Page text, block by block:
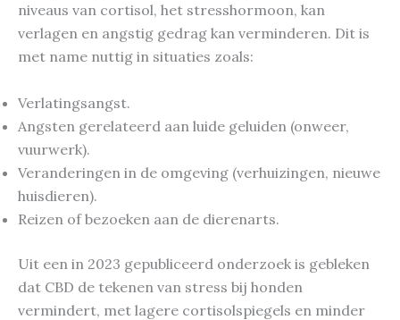
niveaus van cortisol, het stresshormoon, kan
verlagen en angstig gedrag kan verminderen. Dit is
met name nuttig in situaties zoals:
Verlatingsangst.
Angsten gerelateerd aan luide geluiden (onweer,
vuurwerk).
Veranderingen in de omgeving (verhuizingen, nieuwe
huisdieren).
Reizen of bezoeken aan de dierenarts.
Uit een in 2023 gepubliceerd onderzoek is gebleken
dat CBD de tekenen van stress bij honden
vermindert, met lagere cortisolspiegels en minder